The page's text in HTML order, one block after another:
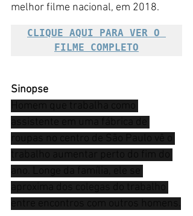
melhor filme nacional, em 2018.
CLIQUE AQUI PARA VER O
FILME COMPLETO
Sinopse